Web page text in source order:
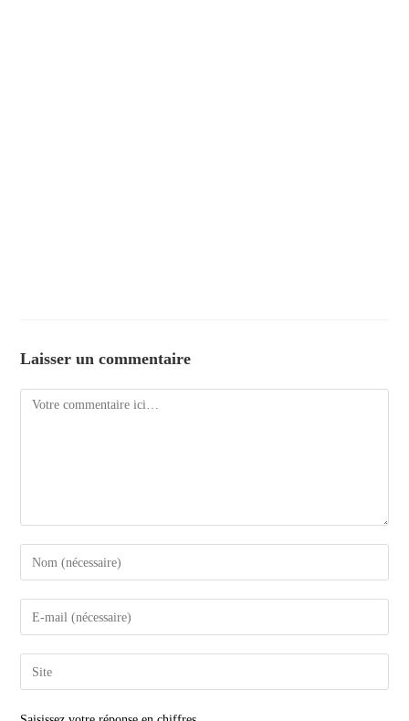
Laisser un commentaire